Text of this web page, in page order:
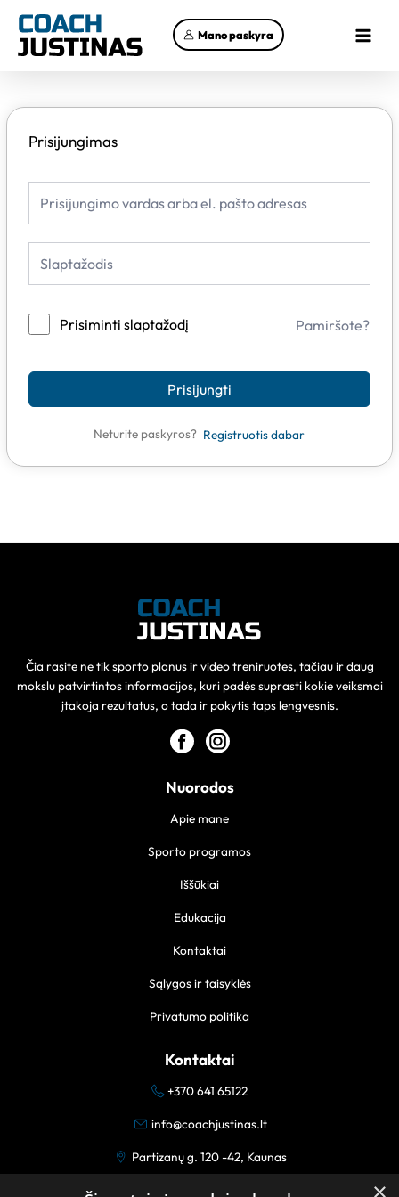
prie
turinio
Mano paskyra
Menu
Prisijungimas
Prisiminti slaptažodį Pamiršote?
Prisijungti
Neturite paskyros? Registruotis dabar
Čia rasite ne tik sporto planus ir video treniruotes, tačiau ir daug
mokslu patvirtintos informacijos, kuri padės suprasti kokie veiksmai
įtakoja rezultatus, o tada ir pokytis taps lengvesnis.
Nuorodos
Apie mane
Sporto programos
Iššūkiai
Edukacija
Kontaktai
Sąlygos ir taisyklės
Privatumo politika
Kontaktai
+370 641 65122
info@coachjustinas.lt
Partizanų g. 120 -42, Kaunas